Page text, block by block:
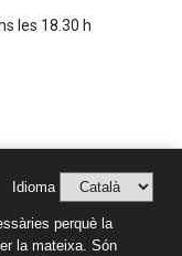
les 18.30 h
Idioma
perquè la
la mateixa. Són